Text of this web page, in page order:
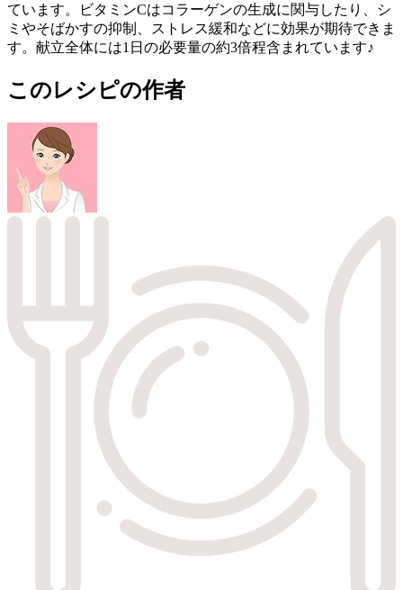
ています。ビタミンCはコラーゲンの生成に関与したり、シ
ミやそばかすの抑制、ストレス緩和などに効果が期待できま
す。献立全体には1日の必要量の約3倍程含まれています♪
このレシピの作者